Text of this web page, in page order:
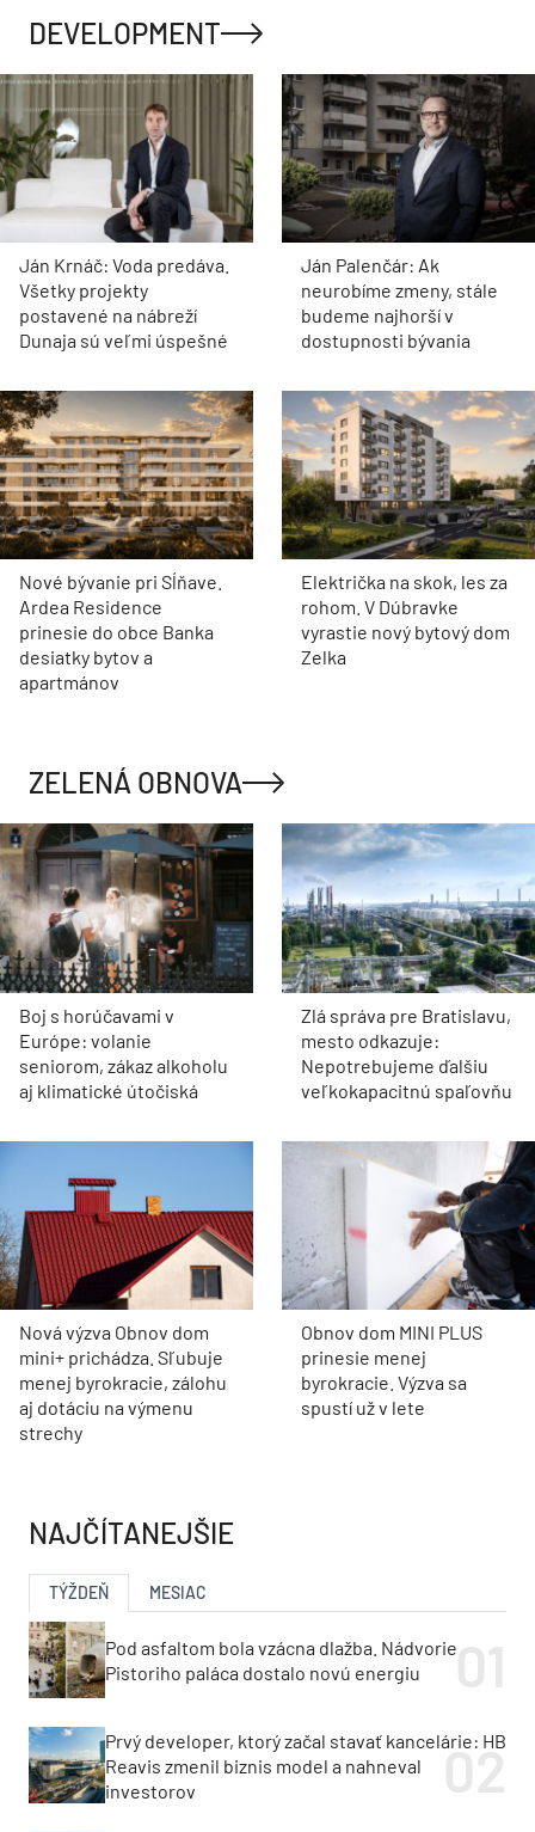
DEVELOPMENT
Ján Krnáč: Voda predáva.
Všetky projekty
postavené na nábreží
Dunaja sú veľmi úspešné
Ján Palenčár: Ak
neurobíme zmeny, stále
budeme najhorší v
dostupnosti bývania
Nové bývanie pri Sĺňave.
Ardea Residence
prinesie do obce Banka
desiatky bytov a
apartmánov
Električka na skok, les za
rohom. V Dúbravke
vyrastie nový bytový dom
Zelka
ZELENÁ OBNOVA
Boj s horúčavami v
Európe: volanie
seniorom, zákaz alkoholu
aj klimatické útočiská
Zlá správa pre Bratislavu,
mesto odkazuje:
Nepotrebujeme ďalšiu
veľkokapacitnú spaľovňu
Nová výzva Obnov dom
mini+ prichádza. Sľubuje
menej byrokracie, zálohu
aj dotáciu na výmenu
strechy
Obnov dom MINI PLUS
prinesie menej
byrokracie. Výzva sa
spustí už v lete
NAJČÍTANEJŠIE
TÝŽDEŇ MESIAC
Pod asfaltom bola vzácna dlažba. Nádvorie
Pistoriho paláca dostalo novú energiu
Prvý developer, ktorý začal stavať kancelárie: HB
Reavis zmenil biznis model a nahneval
investorov